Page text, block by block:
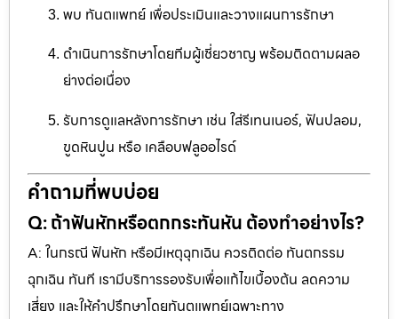
พบ ทันตแพทย์ เพื่อประเมินและวางแผนการรักษา
ดำเนินการรักษาโดยทีมผู้เชี่ยวชาญ พร้อมติดตามผลอ
ย่างต่อเนื่อง
รับการดูแลหลังการรักษา เช่น ใส่รีเทนเนอร์, ฟันปลอม,
ขูดหินปูน หรือ เคลือบฟลูออไรด์
คำถามที่พบบ่อย
Q: ถ้าฟันหักหรือตกกระทันหัน ต้องทำอย่างไร?
A: ในกรณี ฟันหัก หรือมีเหตุฉุกเฉิน ควรติดต่อ ทันตกรรม
ฉุกเฉิน ทันที เรามีบริการรองรับเพื่อแก้ไขเบื้องต้น ลดความ
เสี่ยง และให้คำปรึกษาโดยทันตแพทย์เฉพาะทาง